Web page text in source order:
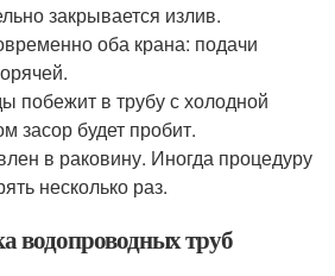
закрывается излив.
оба крана: подачи
побежит в трубу с холодной
засор будет пробит.
в раковину. Иногда процедуру
несколько раз.
водопроводных труб